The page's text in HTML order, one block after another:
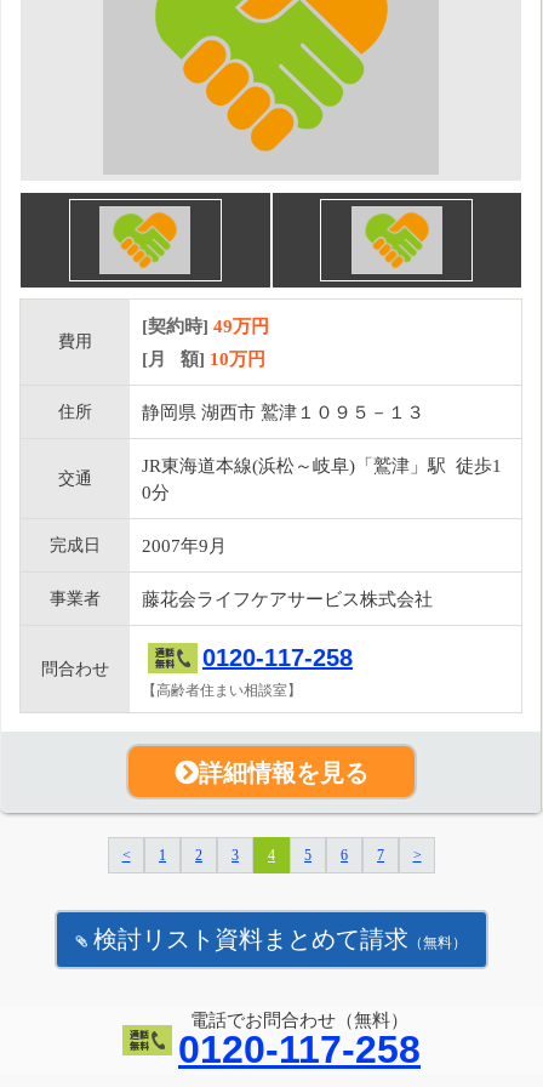
費用
[契約時] 49万円
[月 額] 10万円
住所 静岡県 湖西市 鷲津１０９５－１３
交通
JR東海道本線(浜松～岐阜)「鷲津」駅 徒歩1
0分
完成日 2007年9月
事業者 藤花会ライフケアサービス株式会社
問合わせ 0120-117-258
【高齢者住まい相談室】
詳細情報を見る
< 1 2 3 4 5 6 7 >
検討リスト資料まとめて請求 （無料）
電話でお問合わせ（無料）
0120-117-258